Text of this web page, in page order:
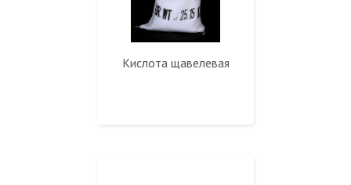
Кислота щавелевая